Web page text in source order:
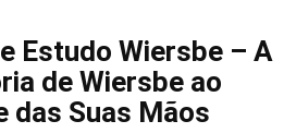
Estudo Wiersbe – A
de Wiersbe ao
das Suas Mãos